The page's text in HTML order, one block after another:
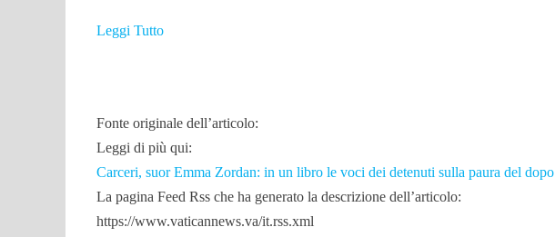
Leggi Tutto
Fonte originale dell’articolo:
Leggi di più qui:
Carceri, suor Emma Zordan: in un libro le voci dei detenuti sulla paura del dopo
La pagina Feed Rss che ha generato la descrizione dell’articolo:
https://www.vaticannews.va/it.rss.xml